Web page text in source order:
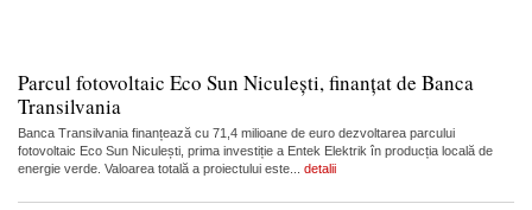
Parcul fotovoltaic Eco Sun Niculești, finanțat de Banca
Transilvania
Banca Transilvania finanțează cu 71,4 milioane de euro dezvoltarea parcului
fotovoltaic Eco Sun Niculești, prima investiție a Entek Elektrik în producția locală de
energie verde. Valoarea totală a proiectului este... detalii